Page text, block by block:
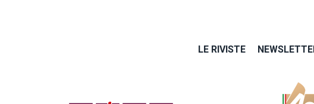
LE RIVISTE